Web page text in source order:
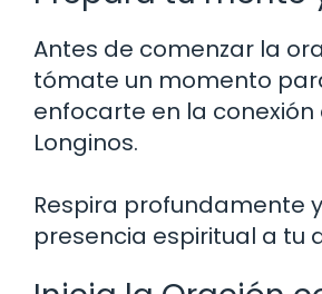
Antes de comenzar la
tómate un momento
enfocarte en la conexión
Longinos.
Respira profundamente
presencia espiritual a tu